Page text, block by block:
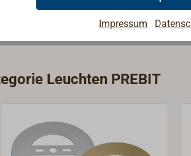
Leuchten PREBIT
Impressum